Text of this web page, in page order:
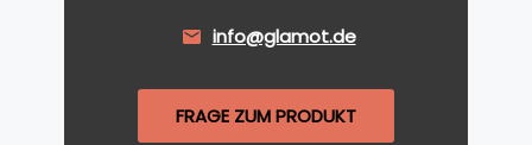
info@glamot.de
FRAGE ZUM PRODUKT